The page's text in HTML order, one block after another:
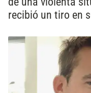
recibió un tiro en